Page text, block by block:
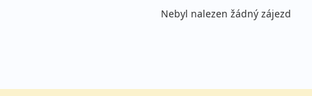
Nebyl nalezen žádný zájezd